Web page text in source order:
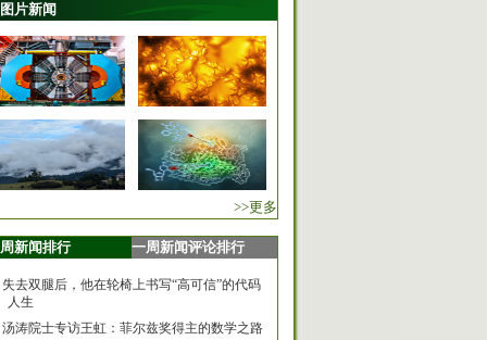
图片新闻
>>更多
新闻排行 一周新闻评论排行
失去双腿后，他在轮椅上书写“高可信”的代码
人生
汤涛院士专访王虹：菲尔兹奖得主的数学之路